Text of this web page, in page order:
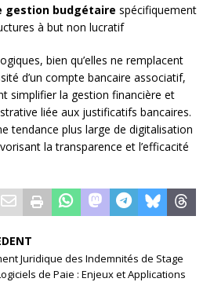
gestion budgétaire spécifiquement
à but non lucratif
bien qu’elles ne remplacent
d’un compte bancaire associatif,
simplifier la gestion financière et
liée aux justificatifs bancaires.
tendance plus large de digitalisation
la transparence et l’efficacité
Juridique des Indemnités de Stage
de Paie : Enjeux et Applications